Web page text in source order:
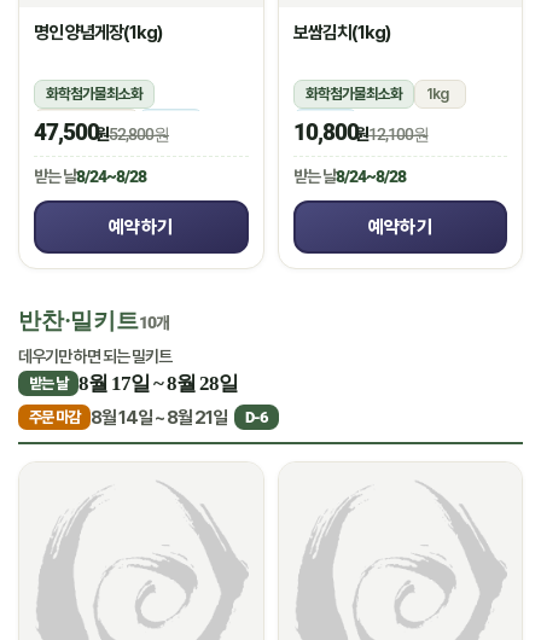
명인 양념게장(1kg)
화학첨가물최소화
1kg(5미~6미)
냉장
47,500원52,800원
받는 날8/24~8/28
예약하기
보쌈김치(1kg)
화학첨가물최소화
1kg
냉장
10,800원12,100원
받는 날8/24~8/28
예약하기
반찬·밀키트10개
데우기만 하면 되는 밀키트
받는 날 8월 17일 ~ 8월 28일
주문 마감 8월 14일 ~ 8월 21일 D-6